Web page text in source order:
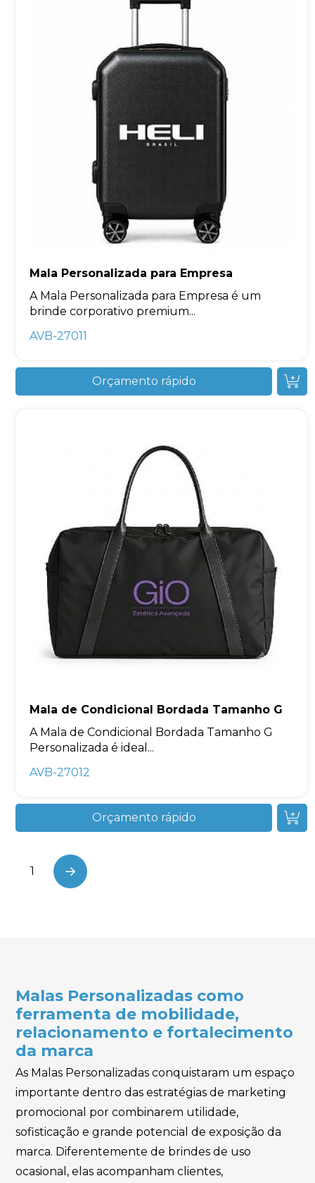
Mala Personalizada para Empresa
A Mala Personalizada para Empresa é um
brinde corporativo premium...
AVB-27011
Orçamento rápido
Mala de Condicional Bordada Tamanho G
A Mala de Condicional Bordada Tamanho G
Personalizada é ideal...
AVB-27012
Orçamento rápido
1 Next
Malas Personalizadas como
ferramenta de mobilidade,
relacionamento e fortalecimento
da marca
As Malas Personalizadas conquistaram um espaço
importante dentro das estratégias de marketing
promocional por combinarem utilidade,
sofisticação e grande potencial de exposição da
marca. Diferentemente de brindes de uso
ocasional, elas acompanham clientes,